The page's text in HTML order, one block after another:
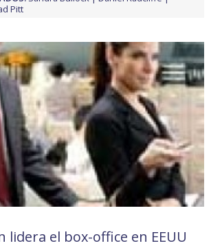
Pitt
lidera el box-office en EEUU